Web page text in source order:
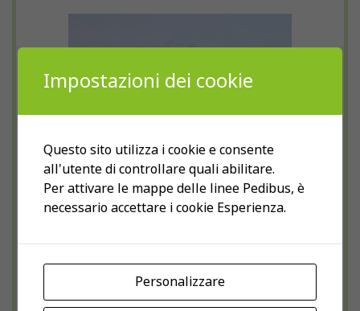
Impostazioni dei cookie
Questo sito utilizza i cookie e consente
all'utente di controllare quali abilitare.
Per attivare le mappe delle linee Pedibus, è
necessario accettare i cookie Esperienza.
Personalizzare